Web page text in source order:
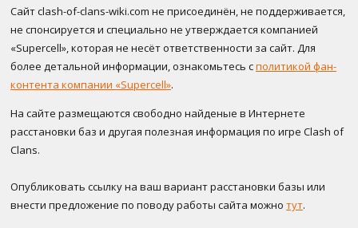
Сайт clash-of-clans-wiki.com не присоединён, не поддерживается,
не спонсируется и специально не утверждается компанией
«Supercell», которая не несёт ответственности за сайт. Для
более детальной информации, ознакомьтесь сполитикой фан-
контента компании «Supercell».
На сайте размещаются свободно найденые в Интернете
расстановки баз и другая полезная информация по игре Clash of
Clans.
Опубликовать ссылку на ваш вариант расстановки базы или
внести предложение по поводу работы сайта можно тут.